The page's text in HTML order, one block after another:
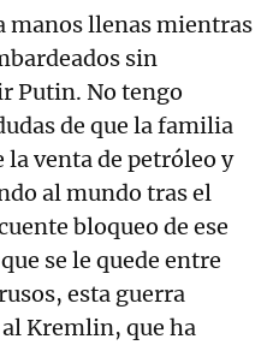
manos llenas mientras
sin
Putin. No tengo
de que la familia
la venta de petróleo y
al mundo tras el
bloqueo de ese
se le quede entre
esta guerra
Kremlin, que ha